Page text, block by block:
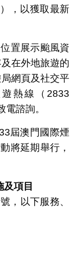
），以獲取最新
置展示颱風資
在外地旅遊的
網頁及社交平
熱線（2833
諮詢。
屆澳門國際煙
將延期舉行，
項目
，以下服務、